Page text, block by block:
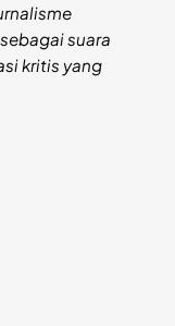
suara
kritis yang